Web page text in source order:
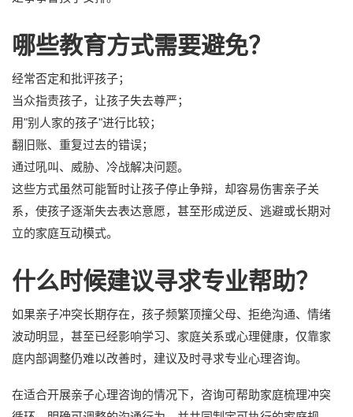
哪些教育方式需要避免？
经常否定和批评孩子；
当众指责孩子，让孩子失去尊严；
用"别人家的孩子"进行比较；
翻旧账、重复过去的错误；
通过吼叫、威胁、冷战解决问题。
这些方式虽然可能暂时让孩子停止争辩，却容易伤害亲子关
系，使孩子逐渐失去表达意愿，甚至形成逆反、逃避或长期对
立的家庭互动模式。
什么时候建议寻求专业帮助？
如果亲子冲突长期存在，孩子频繁顶撞父母、拒绝沟通、情绪
波动明显，甚至已经影响学习、家庭关系或心理健康，仅靠家
庭内部调整仍难以改善时，建议及时寻求专业心理咨询。
在适合开展亲子心理咨询的情况下，咨询可帮助家庭梳理冲突